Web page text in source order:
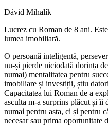
Dávid Mihalík
Lucrez cu Roman de 8 ani.
lumea imobiliară.
O persoană inteligentă,
nu-și pierde niciodată dorința
numai) mentalitatea pentru
imobiliare și investiții, știu
Capacitatea lui Roman de a
asculta m-a surprins plăcut și îi
numai pentru asta, ci și pentru
necesar sau prima oportunitate